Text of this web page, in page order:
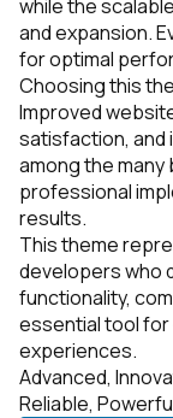
while the
and expansion.
for optimal
Choosing this
Improved
satisfaction,
among the
professional
results.
This theme
developers who
functionality,
essential tool
experiences.
Advanced,
Reliable,